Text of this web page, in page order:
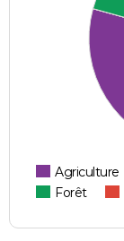
Agriculture
Forêt